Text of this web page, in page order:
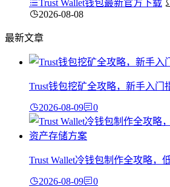
Trust Wallet钱包最新官方下载
2026-08-08
最新文章
Trust钱包挖矿全攻略，新手入门
2026-08-09 0
Trust Wallet冷钱包制作全攻略，
2026-08-09 0